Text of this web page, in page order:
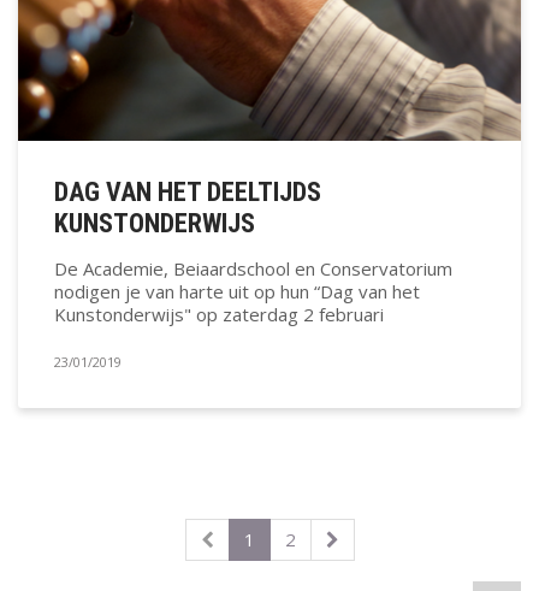
DAG VAN HET DEELTIJDS
KUNSTONDERWIJS
De Academie, Beiaardschool en Conservatorium
nodigen je van harte uit op hun “Dag van het
Kunstonderwijs" op zaterdag 2 februari
23/01/2019
1 2